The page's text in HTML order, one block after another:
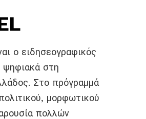
ο ειδησεογραφικός
ψηφιακά στη
Στο πρόγραμμά
μορφωτικού
πολλών